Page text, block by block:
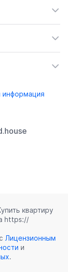
информация
квартиру
https://
Лицензионным
и
.